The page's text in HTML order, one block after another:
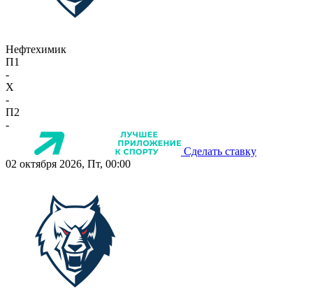
Нефтехимик
П1
-
X
-
П2
-
Сделать ставку
02 октября 2026, Пт, 00:00